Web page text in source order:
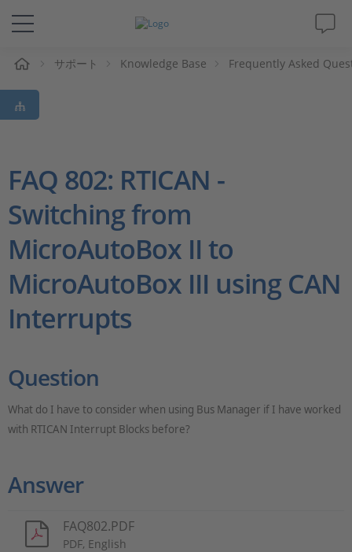
ソリューションと製品
サポート
Magazine
企業情報
採用情報
サポート Knowledge Base Frequently Asked
FAQ 802: RTICAN -
Switching from
MicroAutoBox II to
MicroAutoBox III using CAN
Interrupts
Question
What do I have to consider when using Bus Manager if I have worked
with RTICAN Interrupt Blocks before?
Answer
FAQ802.PDF
PDF, English